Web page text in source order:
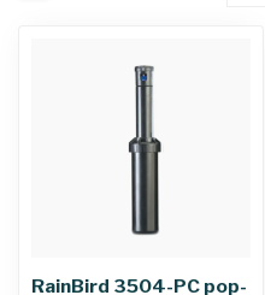
RainBird 3504-PC pop-